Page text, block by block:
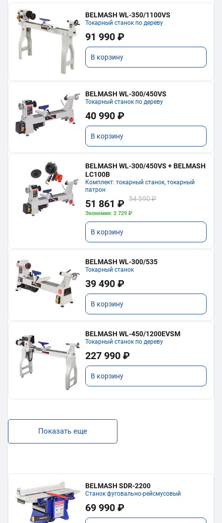
BELMASH WL-350/1100VS
Токарный станок по дереву
91 990 ₽
В корзину
BELMASH WL-300/450VS
Токарный станок по дереву
40 990 ₽
В корзину
BELMASH WL-300/450VS + BELMASH
LC100B
Комплект: токарный станок, токарный
патрон
51 861 ₽ 54 590 ₽
Экономия: 2 729 ₽
В корзину
BELMASH WL-300/535
Токарный станок
39 490 ₽
В корзину
BELMASH WL-450/1200EVSM
Токарный станок по дереву
227 990 ₽
В корзину
Показать еще
BELMASH SDR-2200
Станок фуговально-рейсмусовый
69 990 ₽